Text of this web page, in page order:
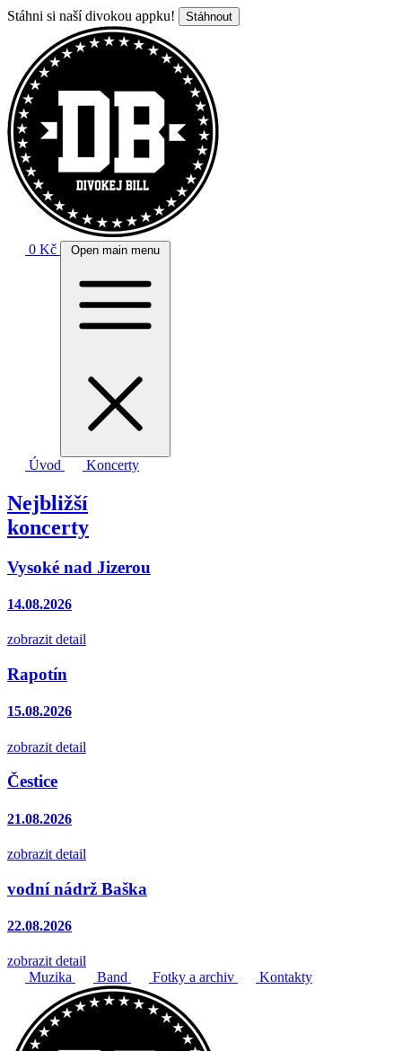
Stáhni si naší divokou appku! Stáhnout
0 Kč Open main menu
Úvod Koncerty
Nejbližší
koncerty
Vysoké nad Jizerou
14.08.2026
zobrazit detail
Rapotín
15.08.2026
zobrazit detail
Čestice
21.08.2026
zobrazit detail
vodní nádrž Baška
22.08.2026
zobrazit detail
Muzika
Band Fotky a archiv Kontakty